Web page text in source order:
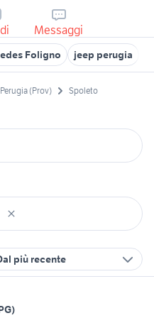
Messaggi
Foligno jeep perugia
Perugia (Prov) Spoleto
più recente